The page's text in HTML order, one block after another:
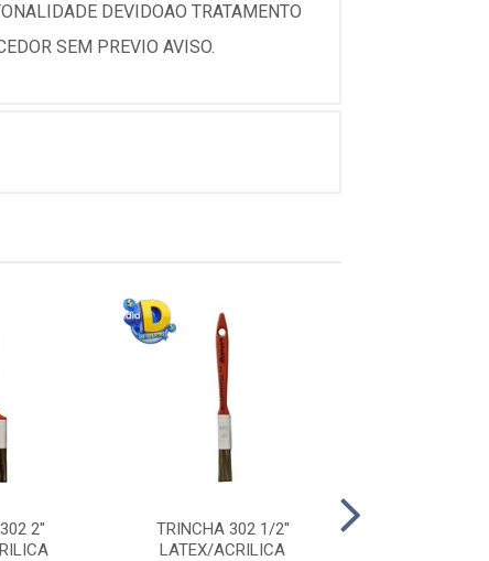
DEVIDOAO TRATAMENTO
SEM PREVIO AVISO.
2''
TRINCHA 302 1/2''
LATEX/ACRILICA